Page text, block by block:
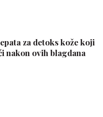
za detoks kože koji
nakon ovih blagdana